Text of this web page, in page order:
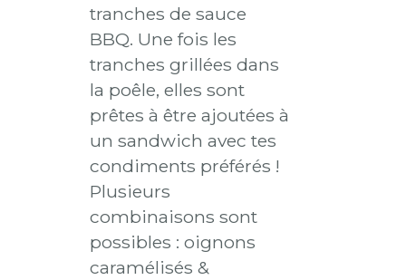
tranches de sauce
BBQ. Une fois les
tranches grillées dans
la poêle, elles sont
prêtes à être ajoutées à
un sandwich avec tes
condiments préférés !
Plusieurs
combinaisons sont
possibles : oignons
caramélisés &